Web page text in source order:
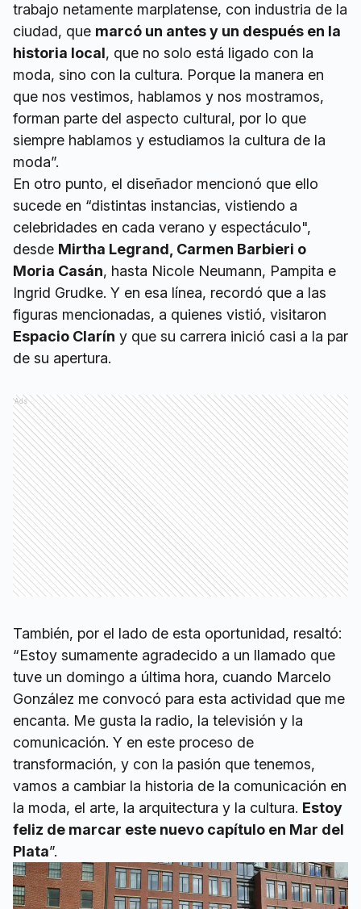
trabajo netamente marplatense, con industria de la
ciudad, que marcó un antes y un después en la
historia local, que no solo está ligado con la
moda, sino con la cultura. Porque la manera en
que nos vestimos, hablamos y nos mostramos,
forman parte del aspecto cultural, por lo que
siempre hablamos y estudiamos la cultura de la
moda”.
En otro punto, el diseñador mencionó que ello
sucede en “distintas instancias, vistiendo a
celebridades en cada verano y espectáculo",
desde Mirtha Legrand, Carmen Barbieri o
Moria Casán, hasta Nicole Neumann, Pampita e
Ingrid Grudke. Y en esa línea, recordó que a las
figuras mencionadas, a quienes vistió, visitaron
Espacio Clarín y que su carrera inició casi a la par
de su apertura.
Ads
También, por el lado de esta oportunidad, resaltó:
“Estoy sumamente agradecido a un llamado que
tuve un domingo a última hora, cuando Marcelo
González me convocó para esta actividad que me
encanta. Me gusta la radio, la televisión y la
comunicación. Y en este proceso de
transformación, y con la pasión que tenemos,
vamos a cambiar la historia de la comunicación en
la moda, el arte, la arquitectura y la cultura. Estoy
feliz de marcar este nuevo capítulo en Mar del
Plata”.